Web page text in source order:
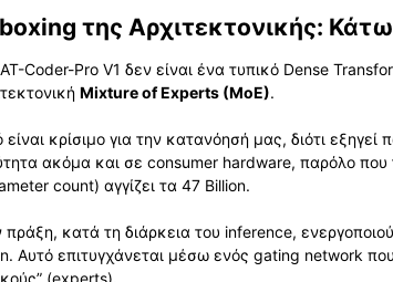
της Αρχιτεκτονικής:
Coder-Pro V1 δεν είναι ένα τυπικό Dense
Mixture of Experts (MoE).
είναι κρίσιμο για την κατανόησή μας, διότι
ακόμα και σε consumer hardware, παρόλο
count) αγγίζει τα 47 Billion.
πράξη, κατά τη διάρκεια του inference,
Αυτό επιτυγχάνεται μέσω ενός gating network